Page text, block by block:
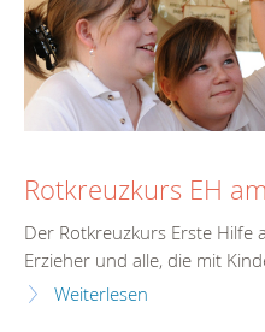
Rotkreuzkurs EH
Der Rotkreuzkurs Erste Hilfe
Erzieher und alle, die mit
Weiterlesen